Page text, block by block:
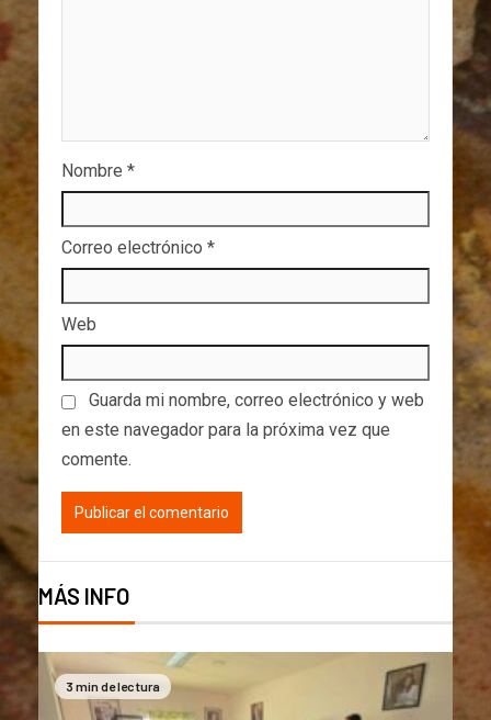
Nombre *
Correo electrónico *
Web
Guarda mi nombre, correo electrónico y web
en este navegador para la próxima vez que
comente.
MÁS INFO
3 min de lectura